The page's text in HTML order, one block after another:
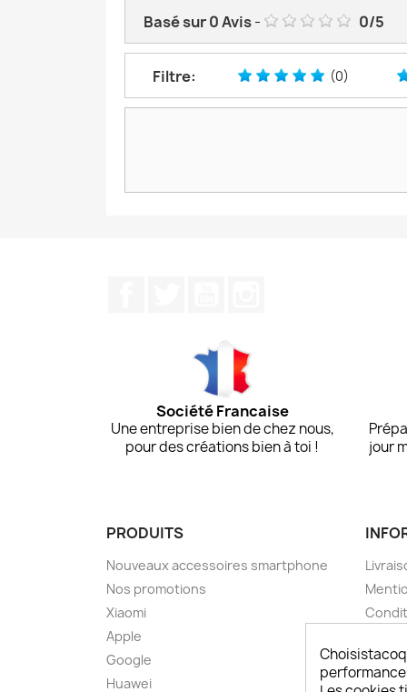
Basé sur0Avis- 0/5
Filtre: (0)
Société Francaise
Une entreprise bien de chez nous,
pour des créations bien à toi !
jour
PRODUITS
Nouveaux accessoires smartphone
Nos promotions
Xiaomi
Apple
Google
Huawei